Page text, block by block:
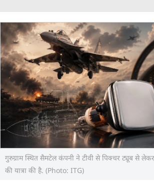
गुरुग्राम स्थित सैमटेल कंपनी ने टीवी से पिक्चर ट्यूब से
की यात्रा की है. (Photo: ITG)